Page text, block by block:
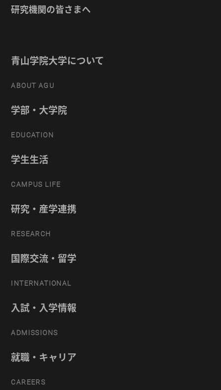
研究機関の皆さまへ
青山学院大学について
ABOUT AGU
学部・大学院
EDUCATION
学生生活
CAMPUS LIFE
研究・産学連携
RESEARCH
国際交流・留学
INTERNATIONAL
入試・入学情報
ADMISSIONS
就職・キャリア
CAREERS